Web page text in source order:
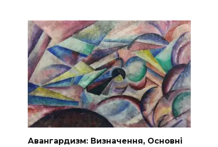
Авангардизм: Визначення, Основні